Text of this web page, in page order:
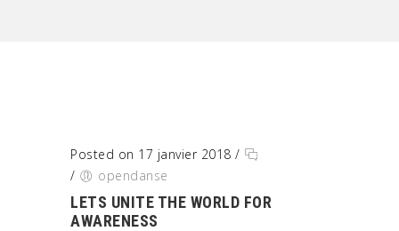
Posted on 17 janvier 2018 /
/
opendanse
LETS UNITE THE WORLD FOR
AWARENESS